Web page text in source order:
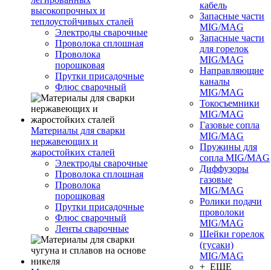
высокопрочных и
теплоустойчивых сталей
Электроды сварочные
Проволока сплошная
Проволока
порошковая
Прутки присадочные
Флюс сварочный
Материалы для сварки
нержавеющих и
жаростойких сталей
Электроды сварочные
Проволока сплошная
Проволока
порошковая
Прутки присадочные
Флюс сварочный
Ленты сварочные
кабель
Запасные части
MIG/MAG
Запасные части
для горелок
MIG/MAG
Направляющие
каналы
MIG/MAG
Токосъемники
MIG/MAG
Газовые сопла
MIG/MAG
Пружины для
сопла MIG/MAG
Диффузоры
газовые
MIG/MAG
Ролики подачи
проволоки
MIG/MAG
Шейки горелок
(гусаки)
MIG/MAG
+ ЕЩЕ